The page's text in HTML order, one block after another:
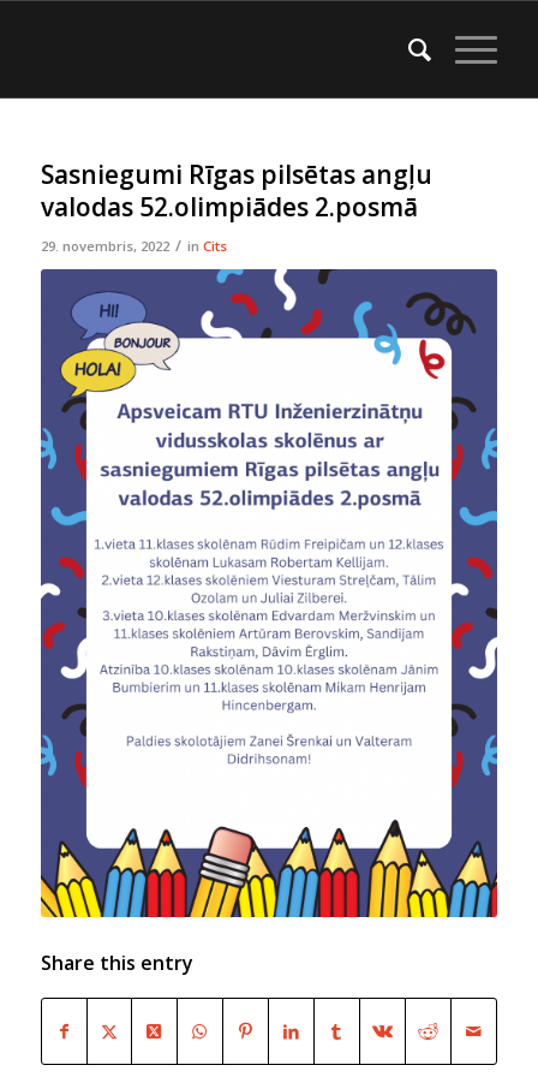
Sasniegumi Rīgas pilsētas angļu
valodas 52.olimpiādes 2.posmā
29. novembris, 2022 / in Cits
Share this entry